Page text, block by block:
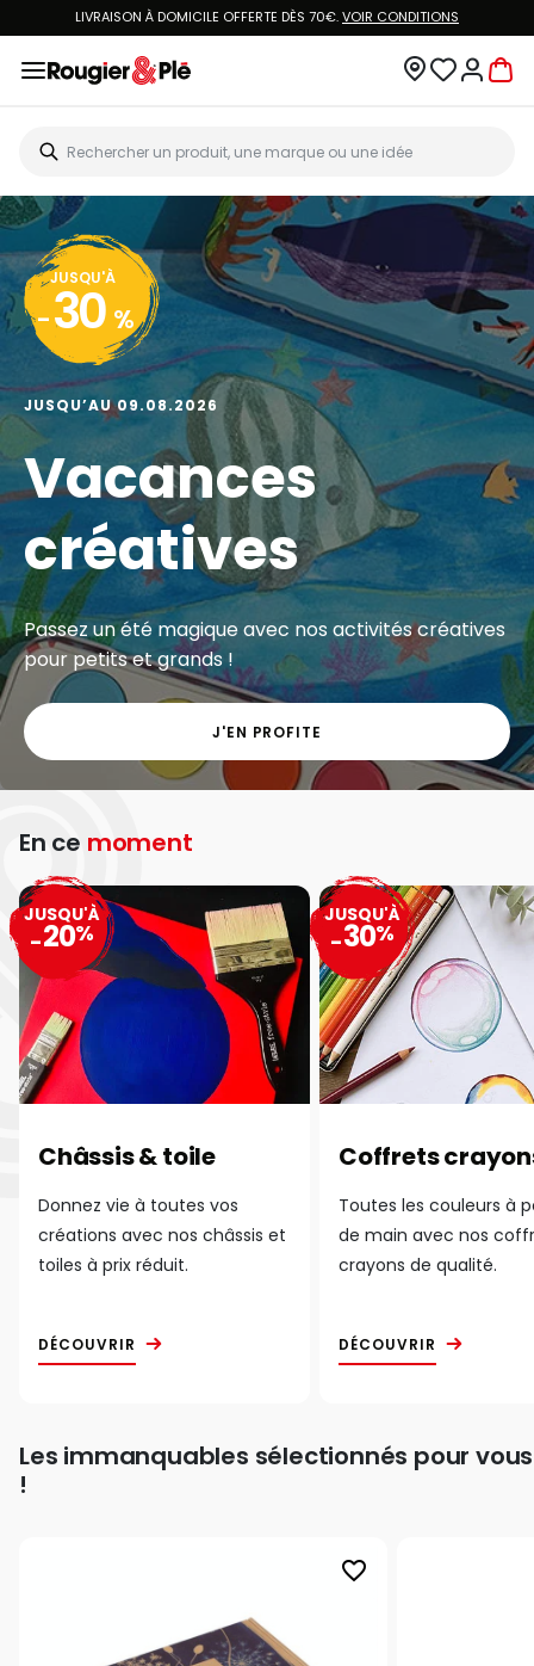
LIVRAISON À DOMICILE OFFERTE DÈS 70€.VOIR CONDITIONS
JUSQU'À
- 30 %
JUSQU’AU 09.08.2026
Vacances
créatives
Passez un été magique avec nos activités créatives
pour petits et grands !
J'EN PROFITE
En ce moment
Châssis & toile
Donnez vie à toutes vos
créations avec nos châssis et
toiles à prix réduit.
DÉCOUVRIR
JUSQU'À
-20%
Coffrets
Toutes les couleurs à
de main avec nos
crayons de qualité.
DÉCOUVRIR
JUSQU'À
-30%
Les immanquables sélectionnés pour vous
!
favorite_border